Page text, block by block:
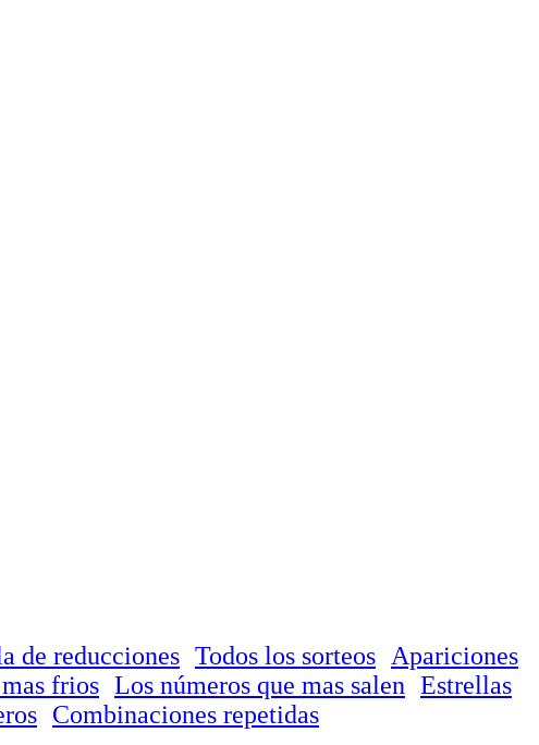
de reducciones Todos los sorteos
Apariciones
frios Los números que mas salen Estrellas
Combinaciones repetidas